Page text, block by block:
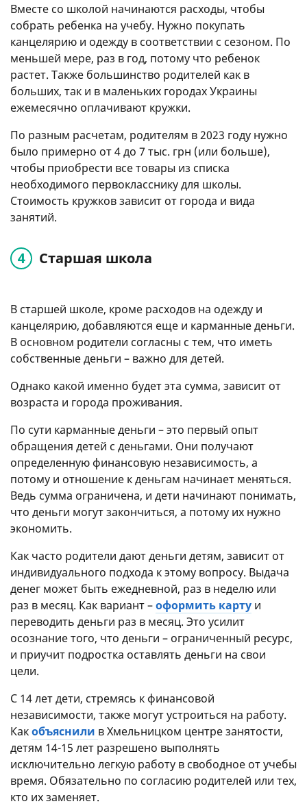
Вместе со школой начинаются расходы, чтобы
собрать ребенка на учебу. Нужно покупать
канцелярию и одежду в соответствии с сезоном. По
меньшей мере, раз в год, потому что ребенок
растет. Также большинство родителей как в
больших, так и в маленьких городах Украины
ежемесячно оплачивают кружки.
По разным расчетам, родителям в 2023 году нужно
было примерно от 4 до 7 тыс. грн (или больше),
чтобы приобрести все товары из списка
необходимого первокласснику для школы.
Стоимость кружков зависит от города и вида
занятий.
Старшая школа
В старшей школе, кроме расходов на одежду и
канцелярию, добавляются еще и карманные деньги.
В основном родители согласны с тем, что иметь
собственные деньги – важно для детей.
Однако какой именно будет эта сумма, зависит от
возраста и города проживания.
По сути карманные деньги – это первый опыт
обращения детей с деньгами. Они получают
определенную финансовую независимость, а
потому и отношение к деньгам начинает меняться.
Ведь сумма ограничена, и дети начинают понимать,
что деньги могут закончиться, а потому их нужно
экономить.
Как часто родители дают деньги детям, зависит от
индивидуального подхода к этому вопросу. Выдача
денег может быть ежедневной, раз в неделю или
раз в месяц. Как вариант –оформить карту и
переводить деньги раз в месяц. Это усилит
осознание того, что деньги – ограниченный ресурс,
и приучит подростка оставлять деньги на свои
цели.
С 14 лет дети, стремясь к финансовой
независимости, также могут устроиться на работу.
Какобъяснили в Хмельницком центре занятости,
детям 14-15 лет разрешено выполнять
исключительно легкую работу в свободное от учебы
время. Обязательно по согласию родителей или тех,
кто их заменяет.